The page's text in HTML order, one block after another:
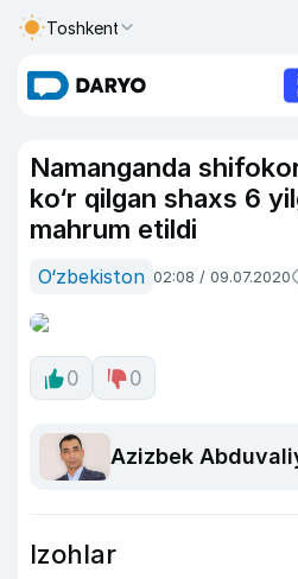
Toshkent
Namanganda
ko‘r qilgan shaxs 6
mahrum etildi
O‘zbekiston 02:08 / 09.07.2020
0 0
Azizbek
Izohlar